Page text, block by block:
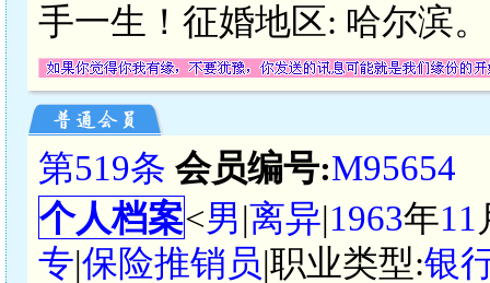
手一生！征婚地区: 哈尔滨。
第519条 会员编号:M95654
个人档案<男|离异|1963年11
专|保险推销员|职业类型:银